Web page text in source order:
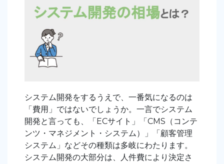
システム開発をするうえで、一番気になるのは
「費用」ではないでしょうか。一言でシステム
開発と言っても、「ECサイト」「CMS（コンテ
ンツ・マネジメント・システム）」「顧客管理
システム」などその種類は多岐にわたります。
システム開発の大部分は、人件費により決定さ